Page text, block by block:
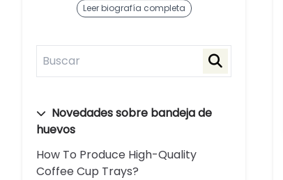
Leer biografía completa
Novedades sobre bandeja de
huevos
How To Produce High-Quality
Coffee Cup Trays?